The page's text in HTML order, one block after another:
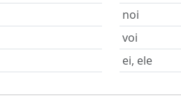
noi
voi
ei, ele